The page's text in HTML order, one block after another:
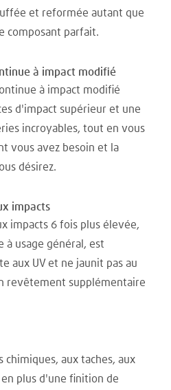
et reformée autant que
composant parfait.
à impact modifié
à impact modifié
d'impact supérieur et une
incroyables, tout en vous
vous avez besoin et la
désirez.
impacts
impacts 6 fois plus élevée,
à usage général, est
aux UV et ne jaunit pas au
revêtement supplémentaire
chimiques, aux taches, aux
plus d'une finition de